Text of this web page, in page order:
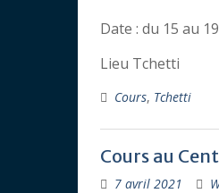
Date : du 15 au
Lieu Tchetti
Cours, Tchetti
Cours au
7 avril 2021